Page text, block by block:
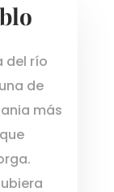
del río
de
más